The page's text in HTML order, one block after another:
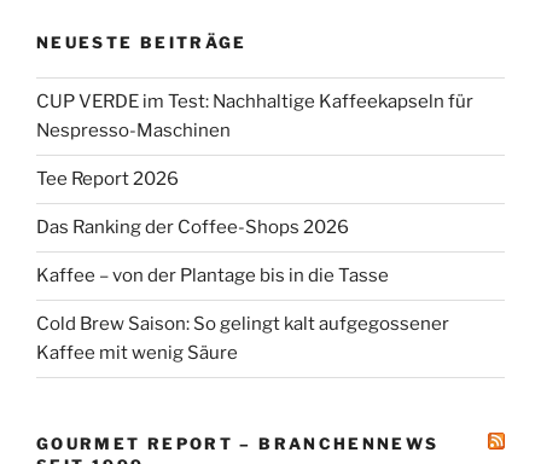
NEUESTE BEITRÄGE
CUP VERDE im Test: Nachhaltige Kaffeekapseln für
Nespresso-Maschinen
Tee Report 2026
Das Ranking der Coffee-Shops 2026
Kaffee – von der Plantage bis in die Tasse
Cold Brew Saison: So gelingt kalt aufgegossener
Kaffee mit wenig Säure
GOURMET REPORT – BRANCHENNEWS